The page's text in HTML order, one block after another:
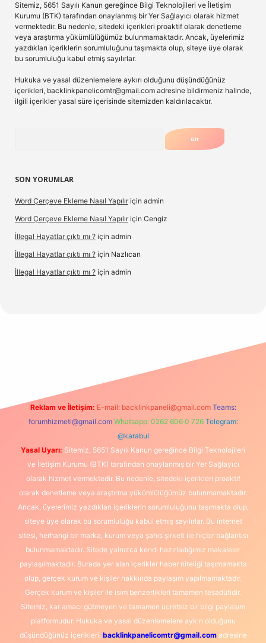
Sitemiz, 5651 Sayılı Kanun gereğince Bilgi Teknolojileri ve İletişim
Kurumu (BTK) tarafından onaylanmış bir Yer Sağlayıcı olarak hizmet
vermektedir. Bu nedenle, sitedeki içerikleri proaktif olarak denetleme
veya araştırma yükümlülüğümüz bulunmamaktadır. Ancak, üyelerimiz
yazdıkları içeriklerin sorumluluğunu taşımakta olup, siteye üye olarak
bu sorumluluğu kabul etmiş sayılırlar.
Hukuka ve yasal düzenlemelere aykırı olduğunu düşündüğünüz
içerikleri, backlinkpanelicomtr@gmail.com adresine bildirmeniz halinde,
ilgili içerikler yasal süre içerisinde sitemizden kaldırılacaktır.
SON YORUMLAR
Word Çerçeve Ekleme Nasıl Yapılır için admin
Word Çerçeve Ekleme Nasıl Yapılır için Cengiz
İllegal Hayatlar çıktı mı ? için admin
İllegal Hayatlar çıktı mı ? için Nazlıcan
İllegal Hayatlar çıktı mı ? için admin
Reklam ve İletişim: E-mail: backlinkpaneli@gmail.com Teams:
forumhizmeti@gmail.com Whatsapp: 0262 606 0 726 Telegram:
@karabul
Yasal Uyarı: Sitemiz, 5651 Sayılı Kanun gereğince Bilgi Teknolojileri
ve İletişim Kurumu (BTK) tarafından onaylanmış bir Yer Sağlayıcı
olarak hizmet vermektedir. Bu nedenle, sitedeki içerikleri proaktif
olarak denetleme veya araştırma yükümlülüğümüz bulunmamaktadır.
Ancak, üyelerimiz yazdıkları içeriklerin sorumluluğunu taşımakta olup,
siteye üye olarak bu sorumluluğu kabul etmiş sayılırlar. Bu internet
sitesi, herhangi bir marka, kurum veya şahıs şirketi ile hiçbir bağlantısı
bulunmamaktadır. Sitede yalnızca kendi hazırladığımız makaleler
paylaşılmaktadır. Burada yer alan içerikler haber niteliği taşımamakta
olup, gerçek kurum ve kişiler hakkında paylaşım yapılmamaktadır.
Gerçek kurum ve kişiler ile isim benzerlikleri tamamen tesadüfidir.
Sitemiz, kar amacı gütmeyen ve tamamen ücretsiz bir bilgi paylaşım
platformudur. Hukuka ve yasal düzenlemelere aykırı olduğunu
düşündüğünüz içerikleri, backlinkpanelicomtr@gmail.comadresine